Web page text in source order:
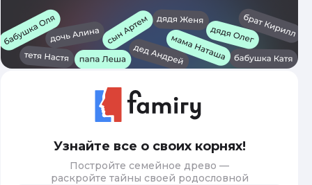
Узнайте все о своих корнях!
Постройте семейное древо —
раскройте тайны своей родословной